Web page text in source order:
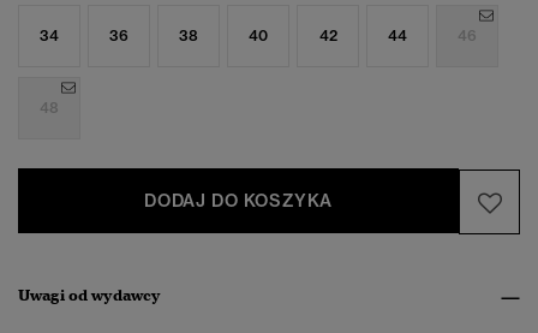
34 36 38 40 42 44 46
48
DODAJ DO KOSZYKA
Uwagi od wydawcy